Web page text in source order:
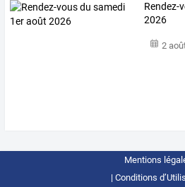
Rendez-
2026
2
Mentions
Conditions